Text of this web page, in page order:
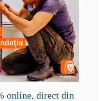
online, direct din